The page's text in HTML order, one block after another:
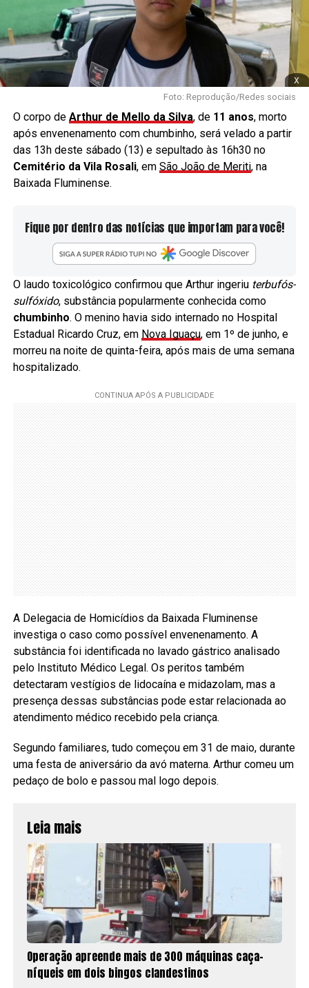
x
Foto: Reprodução/Redes sociais
O corpo de Arthur de Mello da Silva, de 11 anos, morto
após envenenamento com chumbinho, será velado a partir
das 13h deste sábado (13) e sepultado às 16h30 no
Cemitério da Vila Rosali, em São João de Meriti, na
Baixada Fluminense.
Fique por dentro das notícias que importam para você!
O laudo toxicológico confirmou que Arthur ingeriu terbufós-
sulfóxido, substância popularmente conhecida como
chumbinho. O menino havia sido internado no Hospital
Estadual Ricardo Cruz, em Nova Iguaçu, em 1º de junho, e
morreu na noite de quinta-feira, após mais de uma semana
hospitalizado.
A Delegacia de Homicídios da Baixada Fluminense
investiga o caso como possível envenenamento. A
substância foi identificada no lavado gástrico analisado
pelo Instituto Médico Legal. Os peritos também
detectaram vestígios de lidocaína e midazolam, mas a
presença dessas substâncias pode estar relacionada ao
atendimento médico recebido pela criança.
Segundo familiares, tudo começou em 31 de maio, durante
uma festa de aniversário da avó materna. Arthur comeu um
pedaço de bolo e passou mal logo depois.
Leia mais
Operação apreende mais de 300 máquinas caça-
níqueis em dois bingos clandestinos